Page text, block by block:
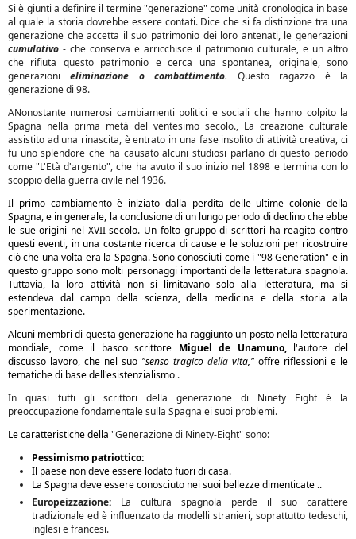
Si è giunti a definire il termine "generazione" come unità cronologica in base
al quale la storia dovrebbe essere contati. Dice che si fa distinzione tra una
generazione che accetta il suo patrimonio dei loro antenati, le generazioni
cumulativo - che conserva e arricchisce il patrimonio culturale, e un altro
che rifiuta questo patrimonio e cerca una spontanea, originale, sono
generazionieliminazione o combattimento. Questo ragazzo è la
generazione di 98.
ANonostante numerosi cambiamenti politici e sociali che hanno colpito la
Spagna nella prima metà del ventesimo secolo., La creazione culturale
assistito ad una rinascita, è entrato in una fase insolito di attività creativa, ci
fu uno splendore che ha causato alcuni studiosi parlano di questo periodo
come "L'Età d'argento", che ha avuto il suo inizio nel 1898 e termina con lo
scoppio della guerra civile nel 1936.
Il primo cambiamento è iniziato dalla perdita delle ultime colonie della
Spagna, e in generale, la conclusione di un lungo periodo di declino che ebbe
le sue origini nel XVII secolo. Un folto gruppo di scrittori ha reagito contro
questi eventi, in una costante ricerca di cause e le soluzioni per ricostruire
ciò che una volta era la Spagna. Sono conosciuti come i "98 Generation" e in
questo gruppo sono molti personaggi importanti della letteratura spagnola.
Tuttavia, la loro attività non si limitavano solo alla letteratura, ma si
estendeva dal campo della scienza, della medicina e della storia alla
sperimentazione.
Alcuni membri di questa generazione ha raggiunto un posto nella letteratura
mondiale, come il basco scrittore Miguel de Unamuno,l'autore del
discusso lavoro, che nel suo "senso tragico della vita," offre riflessioni e le
tematiche di base dell'esistenzialismo .
In quasi tutti gli scrittori della generazione di Ninety Eight è la
preoccupazione fondamentale sulla Spagna ei suoi problemi.
Le caratteristiche della "Generazione di Ninety-Eight" sono:
Pessimismo patriottico:
Il paese non deve essere lodato fuori di casa.
La Spagna deve essere conosciuto nei suoi bellezze dimenticate ..
Europeizzazione: La cultura spagnola perde il suo carattere
tradizionale ed è influenzato da modelli stranieri, soprattutto tedeschi,
inglesi e francesi.